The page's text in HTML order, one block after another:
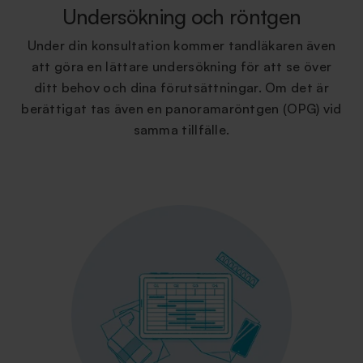
Undersökning och röntgen
Under din konsultation kommer tandläkaren även
att göra en lättare undersökning för att se över
ditt behov och dina förutsättningar. Om det är
berättigat tas även en panoramaröntgen (OPG) vid
samma tillfälle.